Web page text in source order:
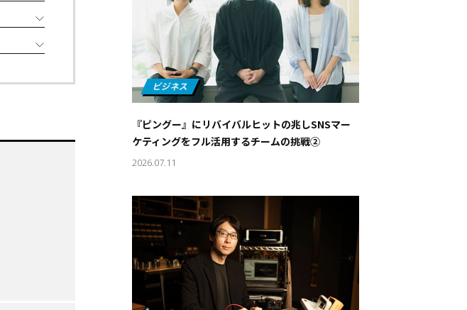
キーワード：
『ピングー』にリバイバルヒットの兆し――SNSマー
ケティングをフル活用するチームの挑戦②
2026.07.11